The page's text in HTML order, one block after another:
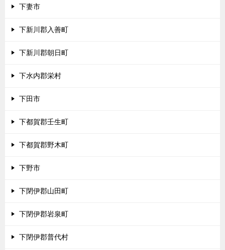
下妻市
下新川郡入善町
下新川郡朝日町
下水内郡栄村
下田市
下都賀郡壬生町
下都賀郡野木町
下野市
下閉伊郡山田町
下閉伊郡岩泉町
下閉伊郡普代村